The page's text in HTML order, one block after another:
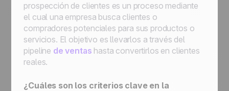
prospección de clientes es un proceso mediante
el cual una empresa busca clientes o
compradores potenciales para sus productos o
servicios. El objetivo es llevarlos a través del
pipeline de ventas hasta convertirlos en clientes
reales.
¿Cuáles son los criterios clave en la